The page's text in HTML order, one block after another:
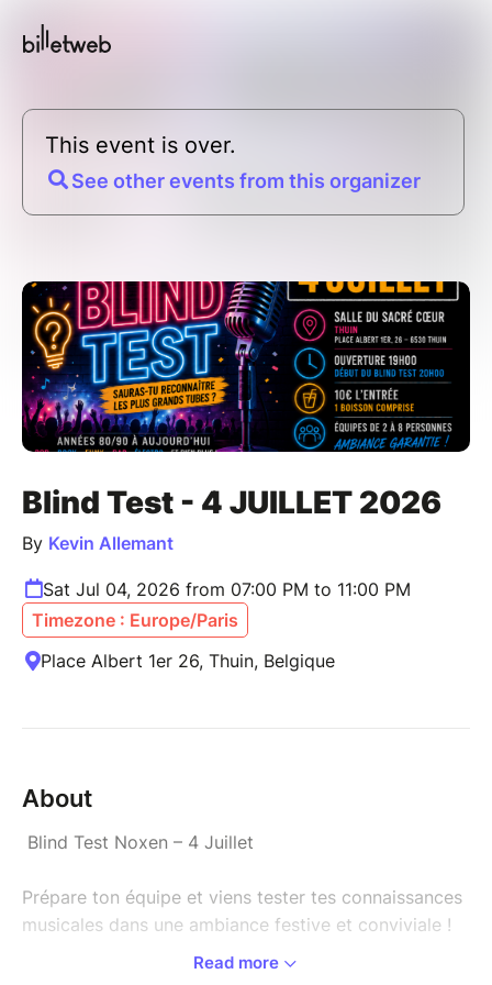
This event is over.
See other events from this organizer
Blind Test - 4 JUILLET 2026
By Kevin Allemant
Sat Jul 04, 2026 from 07:00 PM to 11:00 PM
Timezone : Europe/Paris
Place Albert 1er 26, Thuin, Belgique
About
Blind Test Noxen – 4 Juillet
Prépare ton équipe et viens tester tes connaissances
musicales dans une ambiance festive et conviviale !
Read more